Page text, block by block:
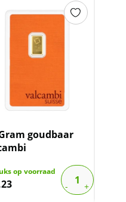
goudbaar
op voorraad